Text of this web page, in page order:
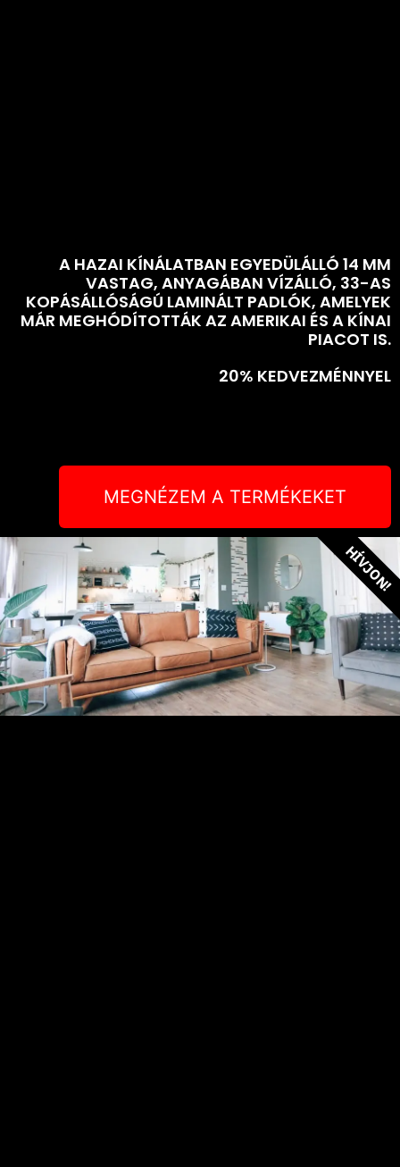
A HAZAI KÍNÁLATBAN EGYEDÜLÁLLÓ 14 MM
VASTAG, ANYAGÁBAN VÍZÁLLÓ, 33-AS
KOPÁSÁLLÓSÁGÚ LAMINÁLT PADLÓK, AMELYEK
MÁR MEGHÓDÍTOTTÁK AZ AMERIKAI ÉS A KÍNAI
PIACOT IS.
20% KEDVEZMÉNNYEL
MEGNÉZEM A TERMÉKEKET
HÍVJON!